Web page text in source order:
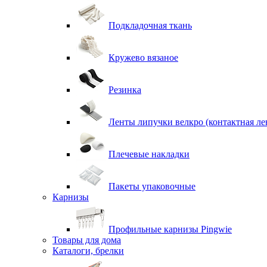
Подкладочная ткань
Кружево вязаное
Резинка
Ленты липучки велкро (контактная
Плечевые накладки
Пакеты упаковочные
Карнизы
Профильные карнизы Pingwie
Товары для дома
Каталоги, брелки